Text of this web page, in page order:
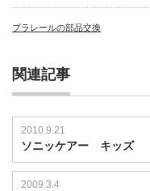
微
鏡
プラレールの部品交換
関連記事
2010.9.21
ソニッケアー キッズ
2009.3.4